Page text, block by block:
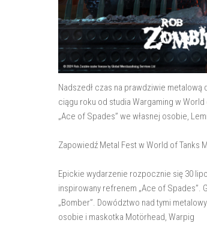
Nadszedł czas na prawdziwie
ciągu roku od studia Wargaming w
„Ace of Spades” we własnej osobie,
Zapowiedź Metal Fest w World of Tanks
Epickie wydarzenie rozpocznie się 30
inspirowany refrenem „Ace of Spades”.
„Bomber”. Dowództwo nad tymi
osobie i maskotka Motörhead, Warpig